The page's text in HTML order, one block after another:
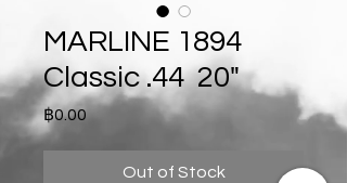
MARLINE 1894
Classic .44 20"
฿0.00 Price
Out of Stock